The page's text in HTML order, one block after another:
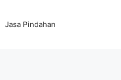
Jasa Pindahan